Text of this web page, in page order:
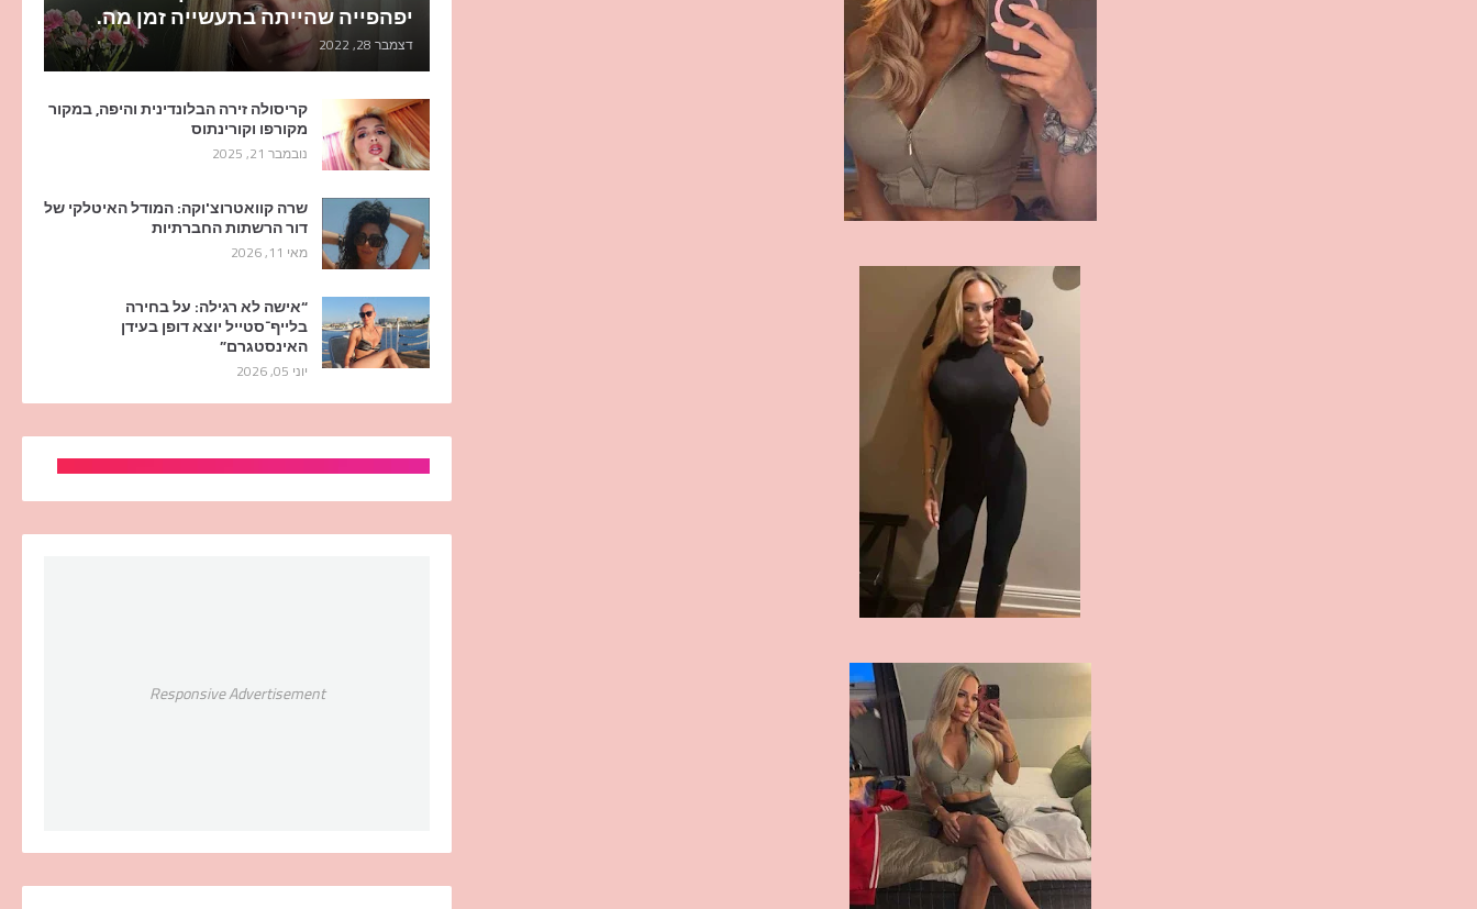
יפהפייה שהייתה בתעשייה זמן מה.
דצמבר 28, 2022
קריסולה זירה הבלונדינית והיפה, במקור
מקורפו וקורינתוס
נובמבר 21, 2025
שרה קוואטרוצ'וקה: המודל האיטלקי של
דור הרשתות החברתיות
מאי 11, 2026
“אישה לא רגילה: על בחירה
בלייף־סטייל יוצא דופן בעידן
האינסטגרם”
יוני 05, 2026
Responsive Advertisement